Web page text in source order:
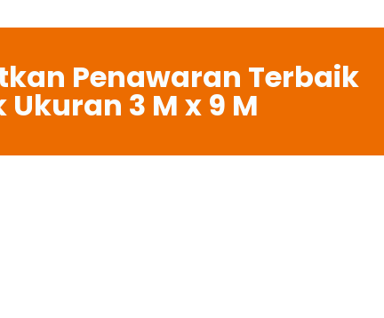
Penawaran Terbaik
Ukuran 3 M x 9 M